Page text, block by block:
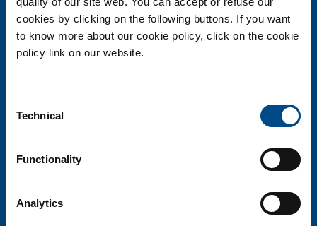
cookies by clicking on the following buttons. If you want
to know more about our cookie policy, click on the cookie
policy link on our website.
Selection
Technical
Functionality
Analytics
HOME
CONTATTI